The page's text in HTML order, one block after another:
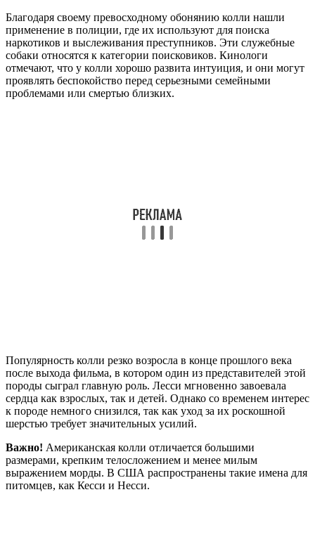
Благодаря своему превосходному обонянию колли нашли
применение в полиции, где их используют для поиска
наркотиков и выслеживания преступников. Эти служебные
собаки относятся к категории поисковиков. Кинологи
отмечают, что у колли хорошо развита интуиция, и они могут
проявлять беспокойство перед серьезными семейными
проблемами или смертью близких.
Популярность колли резко возросла в конце прошлого века
после выхода фильма, в котором один из представителей этой
породы сыграл главную роль. Лесси мгновенно завоевала
сердца как взрослых, так и детей. Однако со временем интерес
к породе немного снизился, так как уход за их роскошной
шерстью требует значительных усилий.
Важно! Американская колли отличается большими
размерами, крепким телосложением и менее милым
выражением морды. В США распространены такие имена для
питомцев, как Кесси и Несси.